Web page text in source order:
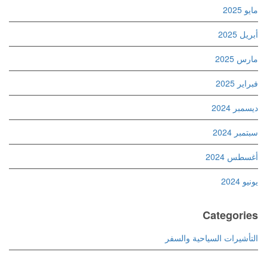
مايو 2025
أبريل 2025
مارس 2025
فبراير 2025
ديسمبر 2024
سبتمبر 2024
أغسطس 2024
يونيو 2024
Categories
التأشيرات السياحية والسفر